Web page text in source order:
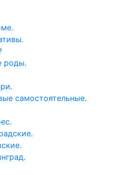
роды.
самостоятельные.